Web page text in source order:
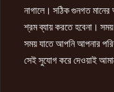
নাগালে। সঠিক গুনগত
শ্রম ব্যায় করতে হবেনা।
সময় যাতে আপনি আপনার
সেই সুযোগ করে দেওয়াই